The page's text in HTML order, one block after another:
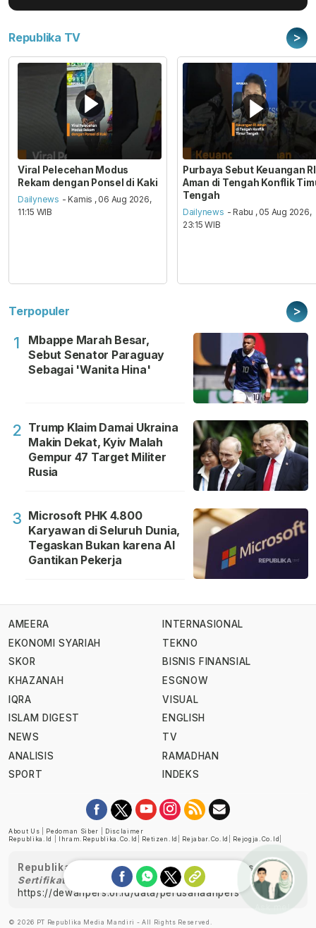
Republika TV >
Viral Pelecehan Modus
Rekam dengan Ponsel di Kaki
Dailynews - Kamis , 06 Aug 2026,
11:15 WIB
Purbaya Sebut Keuangan RI
Aman di Tengah Konflik
Tengah
Dailynews - Rabu , 05 Aug 2026,
23:15 WIB
Terpopuler >
1
Mbappe Marah Besar,
Sebut Senator Paraguay
Sebagai 'Wanita Hina'
2 Trump Klaim Damai Ukraina
Makin Dekat, Kyiv Malah
Gempur 47 Target Militer
Rusia
3 Microsoft PHK 4.800
Karyawan di Seluruh Dunia,
Tegaskan Bukan karena AI
Gantikan Pekerja
AMEERA
EKONOMI SYARIAH
SKOR
KHAZANAH
IQRA
ISLAM DIGEST
NEWS
ANALISIS
SPORT
INTERNASIONAL
TEKNO
BISNIS FINANSIAL
ESGNOW
VISUAL
ENGLISH
TV
RAMADHAN
INDEKS
About Us Pedoman Siber
Disclaimer
Republika.id
Ihram.republika.co.id Retizen.id Rejabar.co.id Rejogja.co.id
Republika telah diverifikasi oleh Dewan Pers
Sertifikat Nomor 1058/DP-Verifikasi/K/XII/2022
https://dewanpers.or.id/data/perusahaanpers
© 2026 PT Republika Media Mandiri - All Rights Reserved.